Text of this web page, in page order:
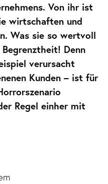
Von ihr ist
wirtschaften und
Was sie so wertvoll
Denn
verursacht
Kunden – ist für
Regel einher mit